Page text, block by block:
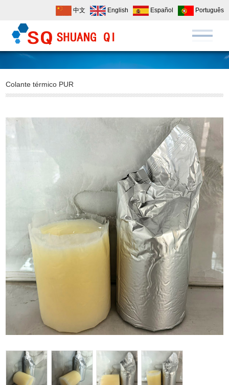
中文 English Español Português
Colante térmico PUR